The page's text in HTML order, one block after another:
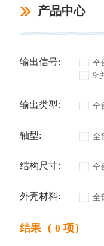
产品中心
输出信号: 全
9:
输出类型: 全
轴型: 全
结构尺寸: 全
外壳材料: 全
结果（ 0 项）